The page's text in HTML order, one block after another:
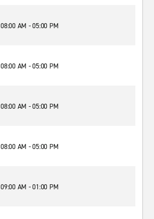
08:00 AM - 05:00 PM
08:00 AM - 05:00 PM
08:00 AM - 05:00 PM
08:00 AM - 05:00 PM
09:00 AM - 01:00 PM